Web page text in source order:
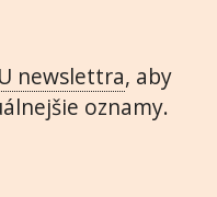
newslettra, aby
oznamy.